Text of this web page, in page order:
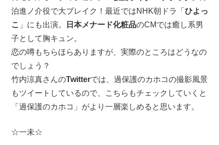
泊進ノ介役で大ブレイク！最近ではNHK朝ドラ「 ひよっ
こ 」にも出演。 日本メナード化粧品のCMでは癒し系男
子として胸キュン。
恋の噂もちらほらありますが、実際のところはどうなの
でしょう？
竹内涼真さんのTwitterでは、過保護のカホコの撮影風景
もツイートしているので、こちらもチェックしていくと
「過保護のカホコ」がより一層楽しめると思います。
☆一未☆